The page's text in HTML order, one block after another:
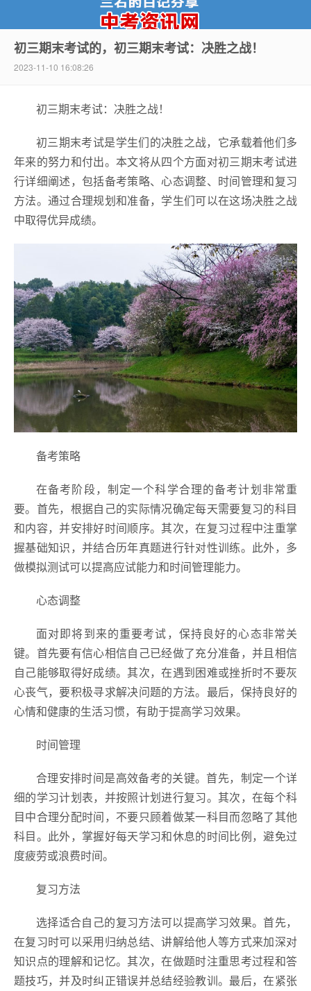
中考资讯网
初三期末考试的，初三期末考试：决胜之战！
2023-11-10 16:08:26
初三期末考试：决胜之战！
初三期末考试是学生们的决胜之战，它承载着他们多
年来的努力和付出。本文将从四个方面对初三期末考试进
行详细阐述，包括备考策略、心态调整、时间管理和复习
方法。通过合理规划和准备，学生们可以在这场决胜之战
中取得优异成绩。
备考策略
在备考阶段，制定一个科学合理的备考计划非常重
要。首先，根据自己的实际情况确定每天需要复习的科目
和内容，并安排好时间顺序。其次，在复习过程中注重掌
握基础知识，并结合历年真题进行针对性训练。此外，多
做模拟测试可以提高应试能力和时间管理能力。
心态调整
面对即将到来的重要考试，保持良好的心态非常关
键。首先要有信心相信自己已经做了充分准备，并且相信
自己能够取得好成绩。其次，在遇到困难或挫折时不要灰
心丧气，要积极寻求解决问题的方法。最后，保持良好的
心情和健康的生活习惯，有助于提高学习效果。
时间管理
合理安排时间是高效备考的关键。首先，制定一个详
细的学习计划表，并按照计划进行复习。其次，在每个科
目中合理分配时间，不要只顾着做某一科目而忽略了其他
科目。此外，掌握好每天学习和休息的时间比例，避免过
度疲劳或浪费时间。
复习方法
选择适合自己的复习方法可以提高学习效果。首先，
在复习时可以采用归纳总结、讲解给他人等方式来加深对
知识点的理解和记忆。其次，在做题时注重思考过程和答
题技巧，并及时纠正错误并总结经验教训。最后，在紧张